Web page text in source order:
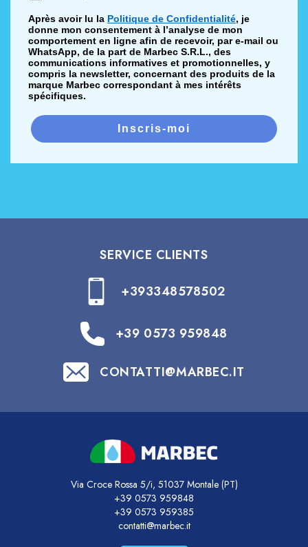
Après avoir lu la Politique de Confidentialité, je
donne mon consentement à l’analyse de mon
comportement en ligne afin de recevoir, par e-mail ou
WhatsApp, de la part de Marbec S.R.L., des
communications informatives et promotionnelles, y
compris la newsletter, concernant des produits de la
marque Marbec correspondant à mes intérêts
spécifiques.
Inscris-moi
SERVICE CLIENTS
+393348578502
+39 0573 959848
CONTATTI@MARBEC.IT
Via Croce Rossa 5/i, 51037 Montale (PT)
+39 0573 959848
+39 0573 959385
contatti@marbec.it